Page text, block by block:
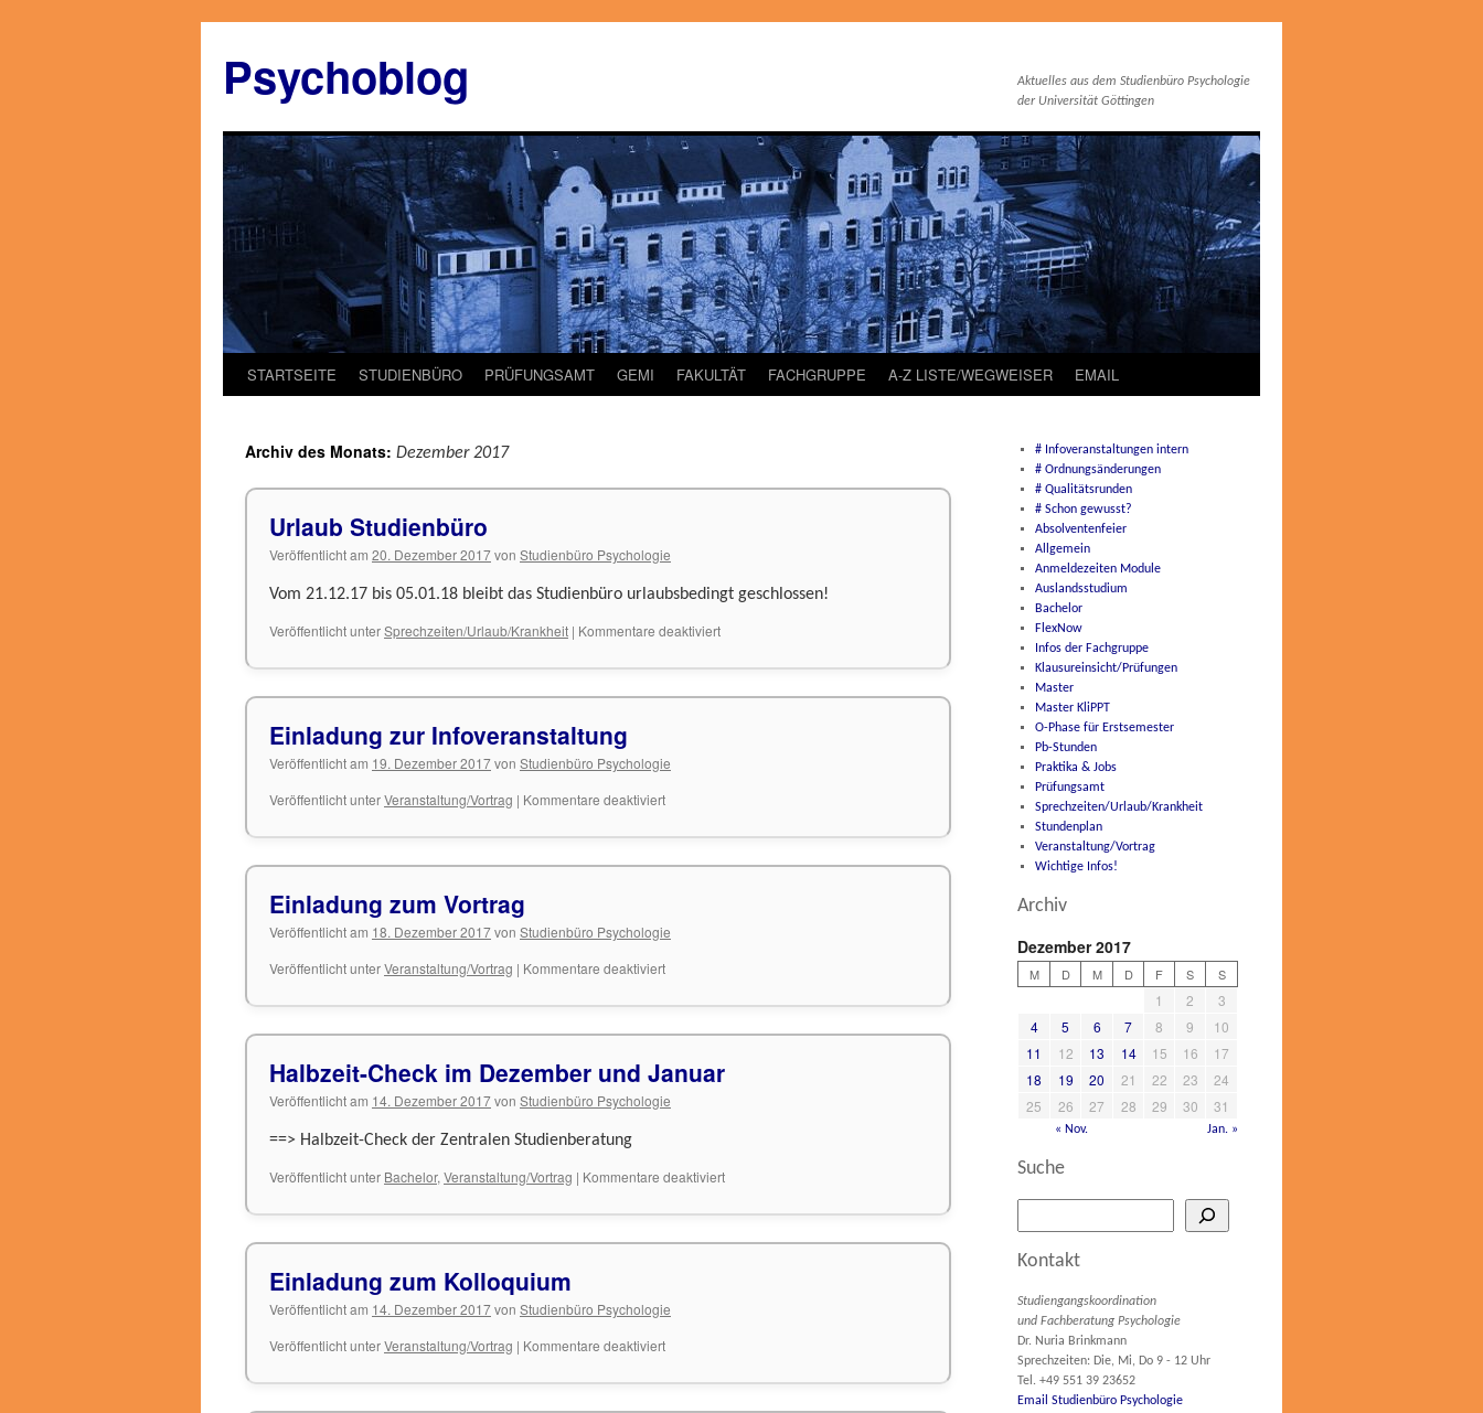
springen
Psychoblog
Aktuelles aus dem Studienbüro Psychologie
der Universität Göttingen
STARTSEITE STUDIENBÜRO PRÜFUNGSAMT GEMI FAKULTÄT FACHGRUPPE A-Z LISTE/WEGWEISER EMAIL
Archiv des Monats: Dezember 2017
Urlaub Studienbüro
Veröffentlicht am 20. Dezember 2017von Studienbüro Psychologie
Vom 21.12.17 bis 05.01.18 bleibt das Studienbüro urlaubsbedingt geschlossen!
Veröffentlicht unterSprechzeiten/Urlaub/Krankheit | Kommentare deaktiviertfür
Studienbüro
Einladung zur Infoveranstaltung
Veröffentlicht am 19. Dezember 2017von Studienbüro Psychologie
Veröffentlicht unterVeranstaltung/Vortrag | Kommentare deaktiviertfür
zur
Einladung zum Vortrag
Veröffentlicht am 18. Dezember 2017von Studienbüro Psychologie
Veröffentlicht unterVeranstaltung/Vortrag | Kommentare deaktiviertfür
zum
Halbzeit-Check im Dezember und Januar
Veröffentlicht am 14. Dezember 2017von Studienbüro Psychologie
==> Halbzeit-Check der Zentralen Studienberatung
Veröffentlicht unter Bachelor, Veranstaltung/Vortrag | Kommentare deaktiviertfür
Check
Einladung zum Kolloquium
Veröffentlicht am 14. Dezember 2017von Studienbüro Psychologie
Veröffentlicht unterVeranstaltung/Vortrag | Kommentare deaktiviertfür
zum
# Infoveranstaltungen intern
# Ordnungsänderungen
# Qualitätsrunden
# Schon gewusst?
Absolventenfeier
Allgemein
Anmeldezeiten Module
Auslandsstudium
Bachelor
FlexNow
Infos der Fachgruppe
Klausureinsicht/Prüfungen
Master
Master KliPPT
O-Phase für Erstsemester
Pb-Stunden
Praktika & Jobs
Prüfungsamt
Sprechzeiten/Urlaub/Krankheit
Stundenplan
Veranstaltung/Vortrag
Wichtige Infos!
Archiv
Dezember 2017
M D M D F S S
1 2
3
4
5 6 7 8 9
10
11
12 13 14 15 16
17
18
19 20 21 22 23
24
25
26 27 28 29 30 31
« Nov. Jan. »
Suche
Kontakt
Studiengangskoordination
und Fachberatung Psychologie
Dr. Nuria Brinkmann
Sprechzeiten: Die, Mi, Do 9 - 12 Uhr
Tel. +49 551 39 23652
Email Studienbüro Psychologie